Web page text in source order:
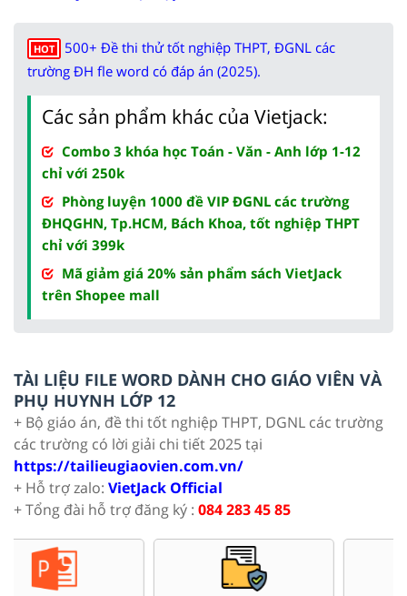
HOT
500+ Đề thi thử tốt nghiệp THPT, ĐGNL các
trường ĐH fle word có đáp án (2025).
Các sản phẩm khác của Vietjack:
Combo 3 khóa học Toán - Văn - Anh lớp 1-12
chỉ với 250k
Phòng luyện 1000 đề VIP ĐGNL các trường
ĐHQGHN, Tp.HCM, Bách Khoa, tốt nghiệp THPT
chỉ với 399k
Mã giảm giá 20% sản phẩm sách VietJack
trên Shopee mall
TÀI LIỆU FILE WORD DÀNH CHO GIÁO VIÊN VÀ
PHỤ HUYNH LỚP 12
+ Bộ giáo án, đề thi tốt nghiệp THPT, DGNL các trường
các trường có lời giải chi tiết 2025 tại
https://tailieugiaovien.com.vn/
+ Hỗ trợ zalo: VietJack Official
+ Tổng đài hỗ trợ đăng ký : 084 283 45 85